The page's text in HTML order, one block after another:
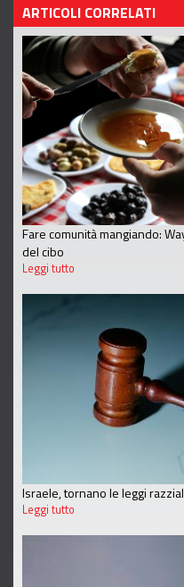
ARTICOLI CORRELATI
Fare comunità mangiando:
del cibo
Leggi tutto
Israele, tornano le leggi
Leggi tutto